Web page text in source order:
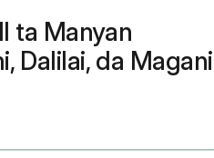
ta Manyan
Dalilai, da Magani